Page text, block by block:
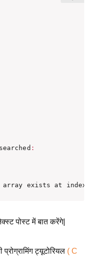
:
exists at index
पोस्ट में बात करेंगे|
ट्यूटोरियल ( C